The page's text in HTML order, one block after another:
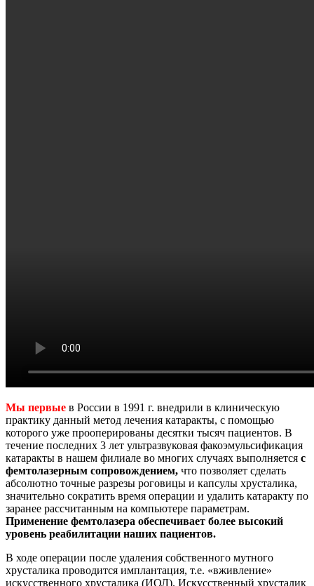
Мы первые в России в 1991 г. внедрили в клиническую
практику данный метод лечения катаракты, с помощью
которого уже прооперированы десятки тысяч пациентов. В
течение последних 3 лет ультразвуковая факоэмульсификация
катаракты в нашем филиале во многих случаях выполняется с
фемтолазерным сопровождением, что позволяет сделать
абсолютно точные разрезы роговицы и капсулы хрусталика,
значительно сократить время операции и удалить катаракту по
заранее рассчитанным на компьютере параметрам.
Применение фемтолазера обеспечивает более высокий
уровень реабилитации наших пациентов.
В ходе операции после удаления собственного мутного
хрусталика проводится имплантация, т.е. «вживление»
искусственного хрусталика (ИОЛ). Искусственный хрусталик